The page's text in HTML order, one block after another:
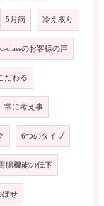
5月病 冷え取り
classのお客様の声
だわる
常に考え事
6つのタイプ
腸機能の低下
ぼせ